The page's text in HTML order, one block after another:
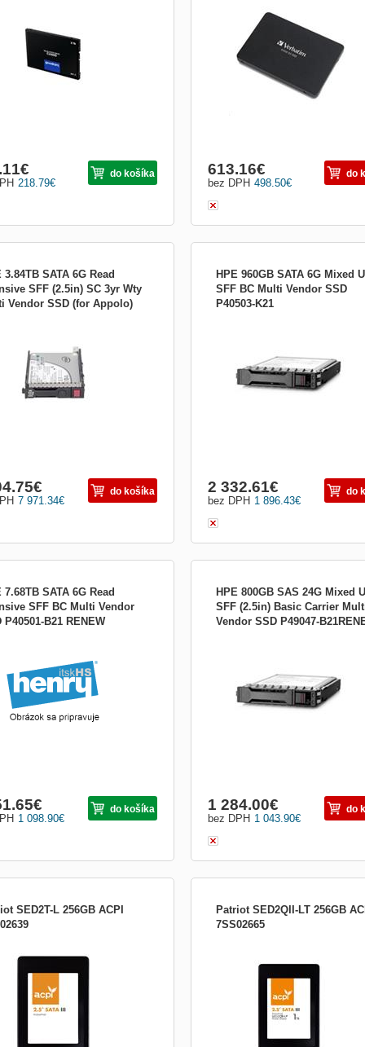
218.79€
€ do košíka
počítača alebo prenosného počítača s
pevným diskom Bleskový prenos dát
560 MB/s pri čítaní a až 535 MB/s pri
zápise* Špičková technológia 3D
flash Riadiaca jednotka Phison...
498.50€
bez DPH
613.16€ do
3.84TB SATA 6G Read
SFF (2.5in) SC 3yr Wty
Vendor SSD (for Appolo)
7 971.34€
€ do košíka
HPE 960GB SATA 6G Mixed
SFF BC Multi Vendor SSD
P40503-K21
1 896.43€
bez DPH
2 332.61€ do
7.68TB SATA 6G Read
SFF BC Multi Vendor
P40501-B21 RENEW
1 098.90€
€ do košíka
HPE 800GB SAS 24G Mixed
SFF (2.5in) Basic Carrier
Vendor SSD P49047-
buffra (v MB):512
1 043.90€
bez DPH
1 284.00€ do
SED2T-L 256GB ACPI
SED2T-L je vysoce výkonný SSD
s rozhraním SATA 6 Gb/s, který se
a tablety. SED2T-L plně
vysokorychlostní Toggle, ONFI
nejnovější generaci NAN...
Patriot SED2QII-LT 256GB
7SS02665
poskytují bezkonkurenční spolehlivost
vysoký výkon pro různé průmyslové
aplikace. Funkce: * Podporuje režim
spánku zařízení SATA (DevSleep) * ...